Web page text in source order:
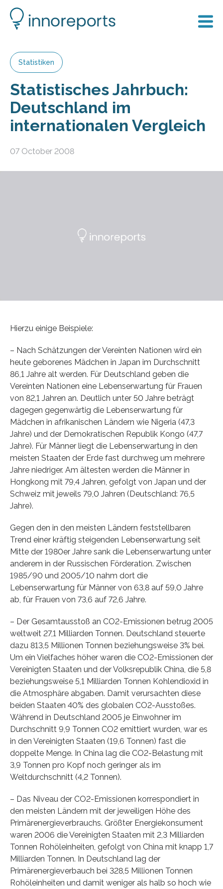
Statistiken
Statistisches Jahrbuch:
Deutschland im
internationalen Vergleich
07 October 2008
Hierzu einige Beispiele:
– Nach Schätzungen der Vereinten Nationen wird ein
heute geborenes Mädchen in Japan im Durchschnitt
86,1 Jahre alt werden. Für Deutschland geben die
Vereinten Nationen eine Lebenserwartung für Frauen
von 82,1 Jahren an. Deutlich unter 50 Jahre beträgt
dagegen gegenwärtig die Lebenserwartung für
Mädchen in afrikanischen Ländern wie Nigeria (47,3
Jahre) und der Demokratischen Republik Kongo (47,7
Jahre). Für Männer liegt die Lebenserwartung in den
meisten Staaten der Erde fast durchweg um mehrere
Jahre niedriger. Am ältesten werden die Männer in
Hongkong mit 79,4 Jahren, gefolgt von Japan und der
Schweiz mit jeweils 79,0 Jahren (Deutschland: 76,5
Jahre).
Gegen den in den meisten Ländern feststellbaren
Trend einer kräftig steigenden Lebenserwartung seit
Mitte der 1980er Jahre sank die Lebenserwartung unter
anderem in der Russischen Förderation. Zwischen
1985/90 und 2005/10 nahm dort die
Lebenserwartung für Männer von 63,8 auf 59,0 Jahre
ab, für Frauen von 73,6 auf 72,6 Jahre.
– Der Gesamtausstoß an CO2-Emissionen betrug 2005
weltweit 27,1 Milliarden Tonnen. Deutschland steuerte
dazu 813,5 Millionen Tonnen beziehungsweise 3% bei.
Um ein Vielfaches höher waren die CO2-Emissionen der
Vereinigten Staaten und der Volksrepublik China, die 5,8
beziehungsweise 5,1 Milliarden Tonnen Kohlendioxid in
die Atmosphäre abgaben. Damit verursachten diese
beiden Staaten 40% des globalen CO2-Ausstoßes.
Während in Deutschland 2005 je Einwohner im
Durchschnitt 9,9 Tonnen CO2 emittiert wurden, war es
in den Vereinigten Staaten (19,6 Tonnen) fast die
doppelte Menge. In China lag die CO2-Belastung mit
3,9 Tonnen pro Kopf noch geringer als im
Weltdurchschnitt (4,2 Tonnen).
– Das Niveau der CO2-Emissionen korrespondiert in
den meisten Ländern mit der jeweiligen Höhe des
Primärenergieverbrauchs. Größter Energiekonsument
waren 2006 die Vereinigten Staaten mit 2,3 Milliarden
Tonnen Rohöleinheiten, gefolgt von China mit knapp 1,7
Milliarden Tonnen. In Deutschland lag der
Primärenergieverbauch bei 328,5 Millionen Tonnen
Rohöleinheiten und damit weniger als halb so hoch wie